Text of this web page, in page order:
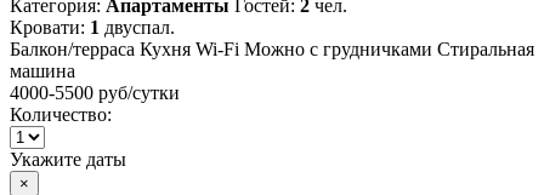
Категория: Апартаменты Гостей: 2 чел.
Кровати: 1 двуспал.
Балкон/терраса Кухня Wi-Fi Можно с грудничками Стиральная
машина
4000-5500 руб/сутки
Количество:
Укажите даты
×